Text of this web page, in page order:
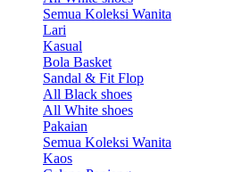
Semua Koleksi Wanita
Lari
Kasual
Bola Basket
Sandal & Fit Flop
All Black shoes
All White shoes
Pakaian
Semua Koleksi Wanita
Kaos